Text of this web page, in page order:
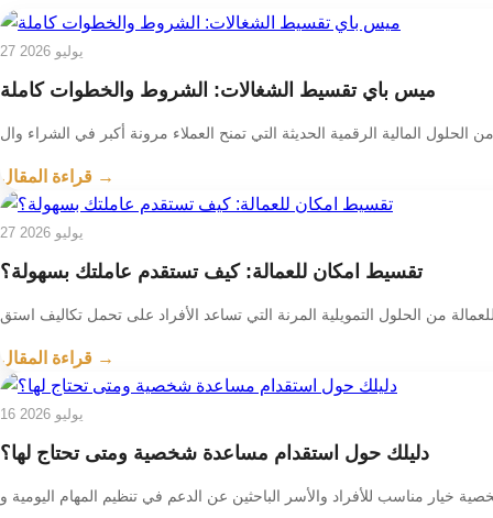
27 يوليو 2026
ميس باي تقسيط الشغالات: الشروط والخطوات كاملة
قراءة المقال →
27 يوليو 2026
تقسيط امكان للعمالة: كيف تستقدم عاملتك بسهولة؟
قراءة المقال →
16 يوليو 2026
دليلك حول استقدام مساعدة شخصية ومتى تحتاج لها؟